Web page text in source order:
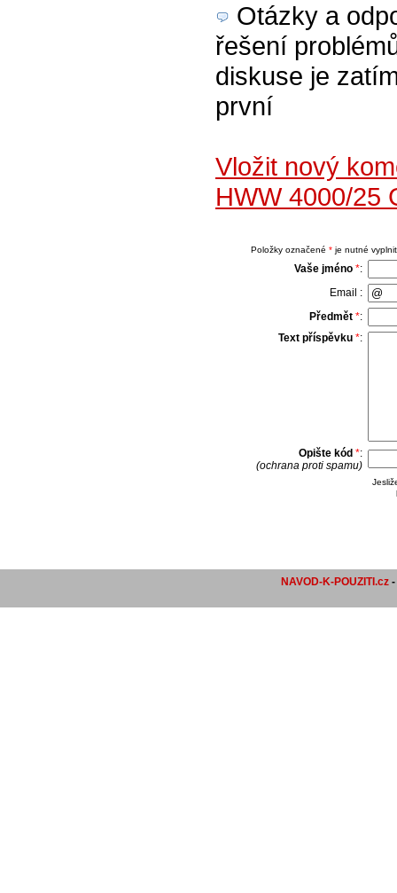
Otázky a
řešení
diskuse je
první
Vložit nový
HWW 4000/25
Položky označené *je nutné
Vaše jméno *:
Email :
Předmět *:
Text příspěvku *:
Opište kód *:
(ochrana proti spamu)
NAVOD-K-POUZITI.cz